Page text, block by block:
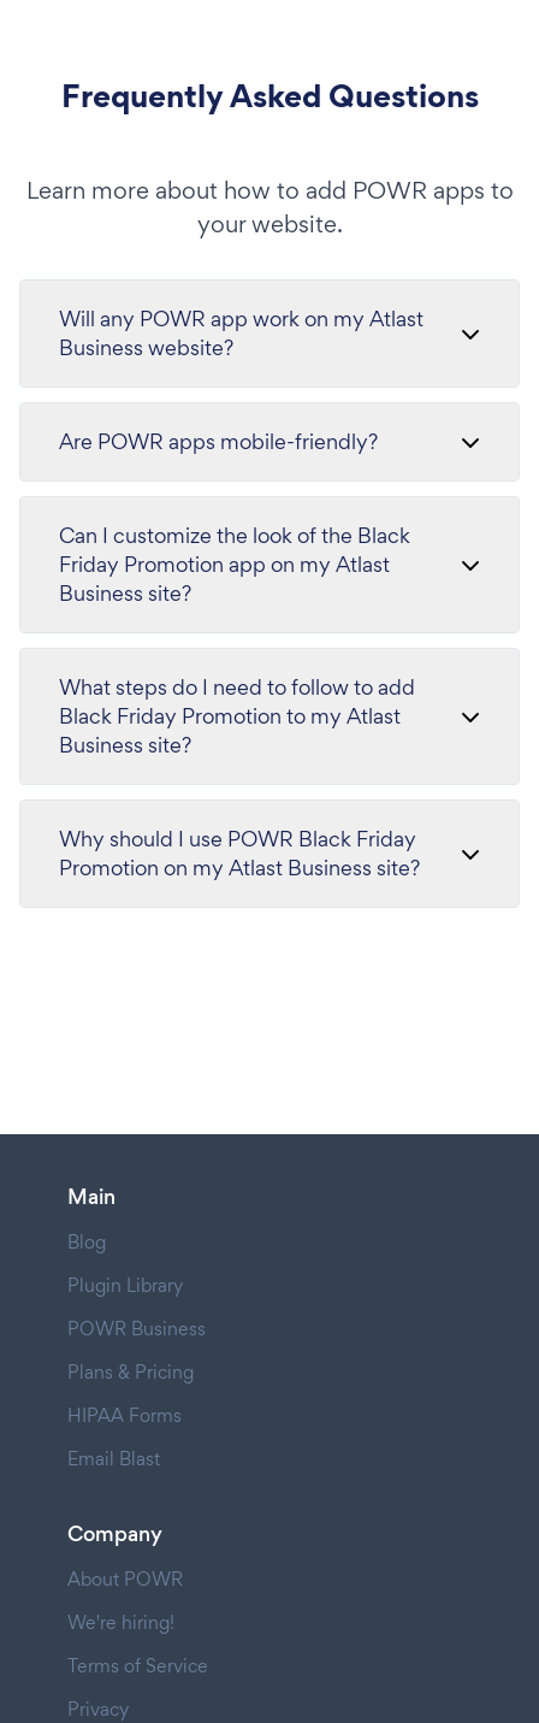
Frequently Asked Questions
Learn more about how to add POWR apps to
your website.
Will any POWR app work on my Atlast
Business website?
Are POWR apps mobile-friendly?
Can I customize the look of the Black
Friday Promotion app on my Atlast
Business site?
What steps do I need to follow to add
Black Friday Promotion to my Atlast
Business site?
Why should I use POWR Black Friday
Promotion on my Atlast Business site?
Main
Blog
Plugin Library
POWR Business
Plans & Pricing
HIPAA Forms
Email Blast
Company
About POWR
We're hiring!
Terms of Service
Privacy